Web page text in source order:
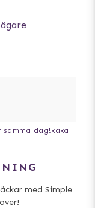
samma dag!kaka
med Simple